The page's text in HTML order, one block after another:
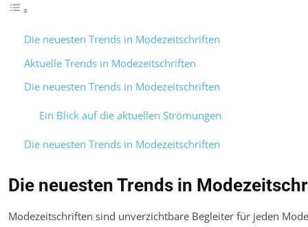
Die neuesten Trends in Modezeitschriften
Aktuelle Trends in Modezeitschriften
Die neuesten Trends in Modezeitschriften
Ein Blick auf die aktuellen Strömungen
Die neuesten Trends in Modezeitschriften
Die neuesten Trends in
Modezeitschriften sind unverzichtbare Begleiter für jeden